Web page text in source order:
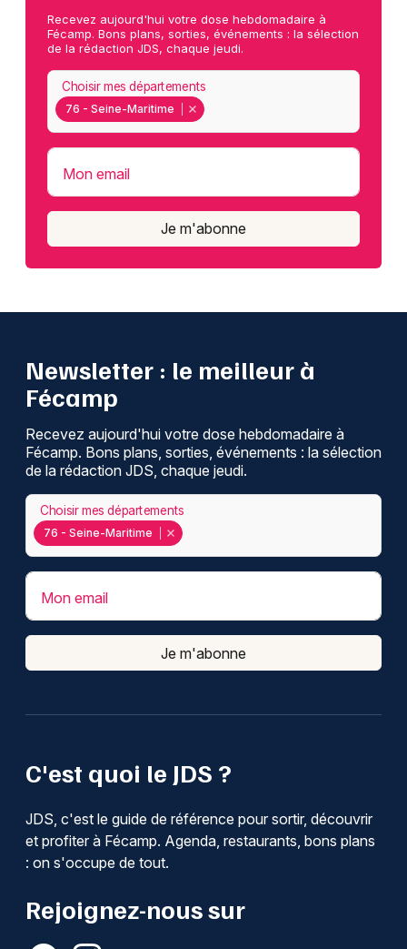
Recevez aujourd'hui votre dose hebdomadaire à
Fécamp. Bons plans, sorties, événements : la sélection
de la rédaction JDS, chaque jeudi.
76 - Seine-Maritime
Choisir mes départements
Mon email
Je m'abonne
C'est quoi le JDS ?
JDS, c'est le guide de référence pour sortir, découvrir
et profiter à Fécamp. Agenda, restaurants, bons plans
: on s'occupe de tout.
Rejoignez-nous sur
Newsletter : le meilleur à
Fécamp
Recevez aujourd'hui votre dose hebdomadaire à
Fécamp. Bons plans, sorties, événements : la sélection
de la rédaction JDS, chaque jeudi.
76 - Seine-Maritime
Choisir mes départements
Mon email
Je m'abonne